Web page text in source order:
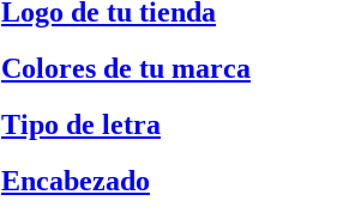
Logo de tu tienda
Colores de tu marca
Tipo de letra
Encabezado